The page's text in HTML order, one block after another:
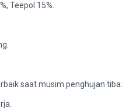
Teepol 15%.
saat musim penghujan tiba.